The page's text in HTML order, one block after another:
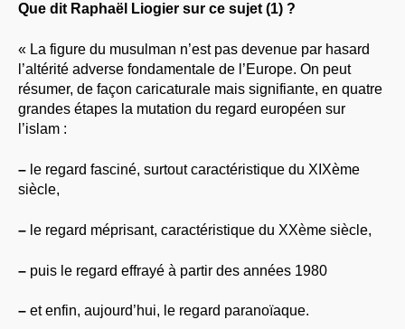
Que dit Raphaël Liogier sur ce sujet (1) ?
« La figure du musulman n’est pas devenue par hasard
l’altérité adverse fondamentale de l’Europe. On peut
résumer, de façon caricaturale mais signifiante, en quatre
grandes étapes la mutation du regard européen sur
l’islam :
– le regard fasciné, surtout caractéristique du XIXème
siècle,
– le regard méprisant, caractéristique du XXème siècle,
– puis le regard effrayé à partir des années 1980
– et enfin, aujourd’hui, le regard paranoïaque.